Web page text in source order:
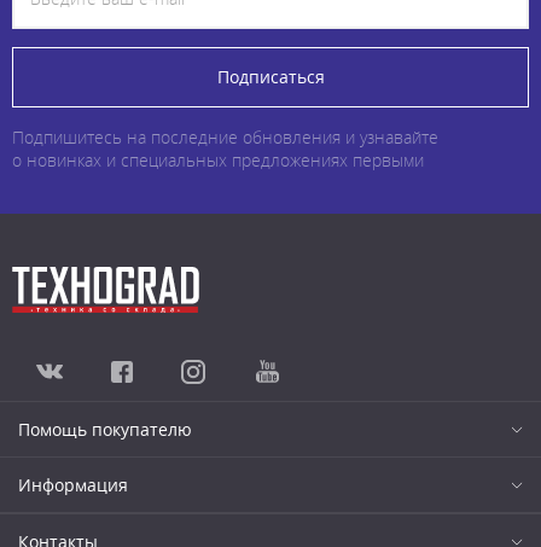
Подписаться
Подпишитесь на последние обновления и узнавайте
о новинках и специальных предложениях первыми
Помощь покупателю
Информация
Контакты